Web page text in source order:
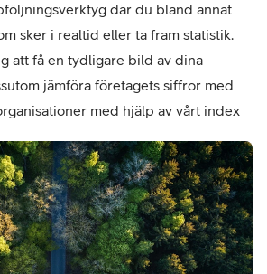
där du bland annat
sker i realtid eller ta fram statistik.
att få en tydligare bild av dina
jämföra företagets siffror med
med hjälp av vårt index